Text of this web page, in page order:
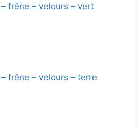
frêne – velours – vert
frêne – velours – terre